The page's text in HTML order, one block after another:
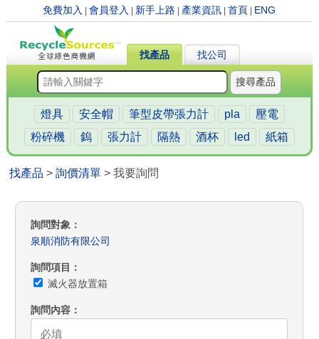
免費加入 |會員登入 新手上路 產業資訊 |首頁 ENG
找產品 找公司
搜尋產品
燈具 安全帽 筆型皮帶張力計 pla
壓電
粉碎機
鎢 張力計 隔熱 酒杯 led 紙箱
找產品 >詢價清單 > 我要詢問
詢問對象
泉順消防有限公司
詢問項目
滅火器放置箱
詢問內容